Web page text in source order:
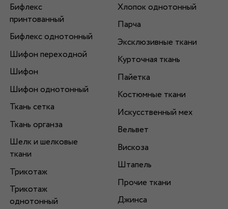
Бифлекс
принтованный
Бифлекс однотонный
Шифон переходной
Шифон
Шифон однотонный
Ткань сетка
Ткань органза
Шелк и шелковые
ткани
Трикотаж
Трикотаж
однотонный
Хлопок однотонный
Парча
Эксклюзивные ткани
Курточная ткань
Пайетка
Костюмные ткани
Искусственный мех
Вельвет
Вискоза
Штапель
Прочие ткани
Джинса